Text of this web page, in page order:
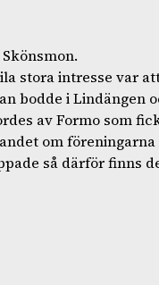
stora intresse var
bodde i Lindängen
av Formo som
om
så därför finns